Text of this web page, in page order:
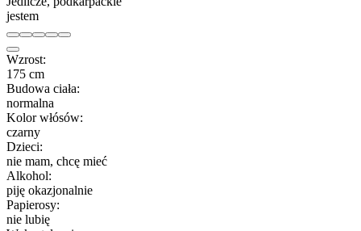
jestem
Wzrost:
175 cm
Budowa ciała:
normalna
Kolor włósów:
czarny
Dzieci:
nie mam, chcę mieć
Alkohol:
piję okazjonalnie
Papierosy:
nie lubię